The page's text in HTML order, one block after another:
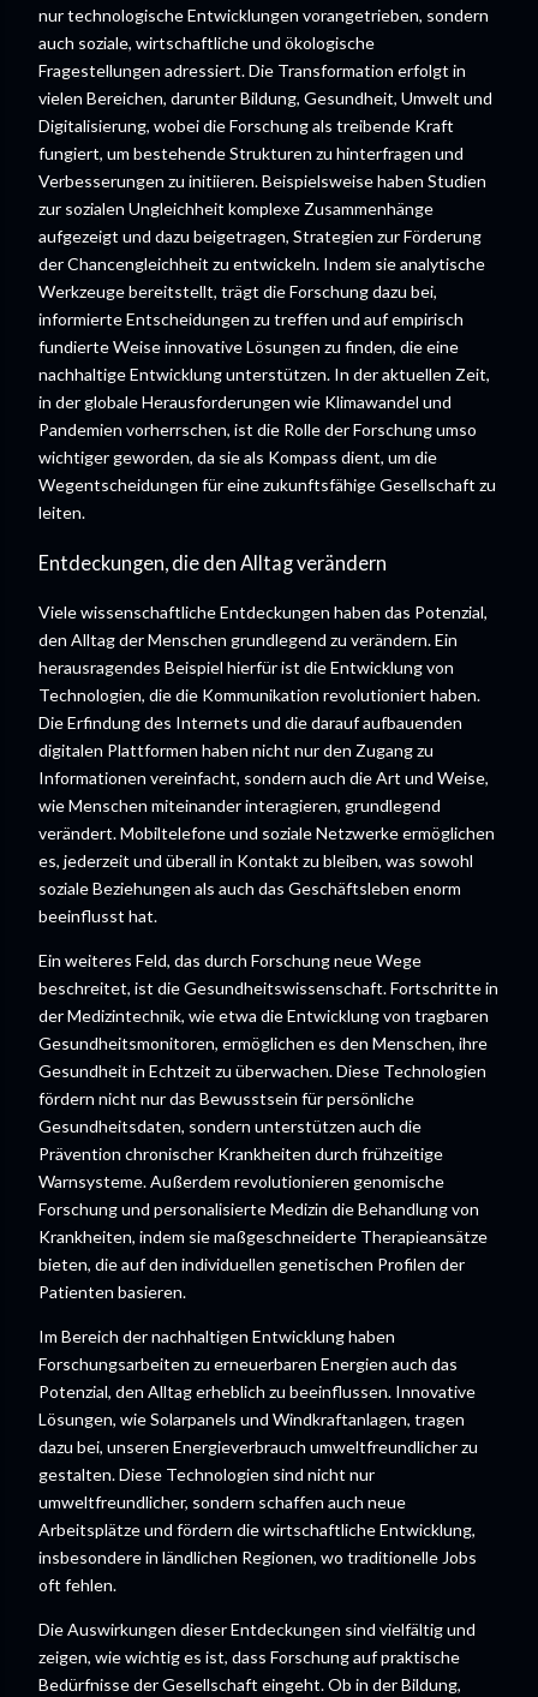
nur technologische Entwicklungen vorangetrieben, sondern
auch soziale, wirtschaftliche und ökologische
Fragestellungen adressiert. Die Transformation erfolgt in
vielen Bereichen, darunter Bildung, Gesundheit, Umwelt und
Digitalisierung, wobei die Forschung als treibende Kraft
fungiert, um bestehende Strukturen zu hinterfragen und
Verbesserungen zu initiieren. Beispielsweise haben Studien
zur sozialen Ungleichheit komplexe Zusammenhänge
aufgezeigt und dazu beigetragen, Strategien zur Förderung
der Chancengleichheit zu entwickeln. Indem sie analytische
Werkzeuge bereitstellt, trägt die Forschung dazu bei,
informierte Entscheidungen zu treffen und auf empirisch
fundierte Weise innovative Lösungen zu finden, die eine
nachhaltige Entwicklung unterstützen. In der aktuellen Zeit,
in der globale Herausforderungen wie Klimawandel und
Pandemien vorherrschen, ist die Rolle der Forschung umso
wichtiger geworden, da sie als Kompass dient, um die
Wegentscheidungen für eine zukunftsfähige Gesellschaft zu
leiten.
Entdeckungen, die den Alltag verändern
Viele wissenschaftliche Entdeckungen haben das Potenzial,
den Alltag der Menschen grundlegend zu verändern. Ein
herausragendes Beispiel hierfür ist die Entwicklung von
Technologien, die die Kommunikation revolutioniert haben.
Die Erfindung des Internets und die darauf aufbauenden
digitalen Plattformen haben nicht nur den Zugang zu
Informationen vereinfacht, sondern auch die Art und Weise,
wie Menschen miteinander interagieren, grundlegend
verändert. Mobiltelefone und soziale Netzwerke ermöglichen
es, jederzeit und überall in Kontakt zu bleiben, was sowohl
soziale Beziehungen als auch das Geschäftsleben enorm
beeinflusst hat.
Ein weiteres Feld, das durch Forschung neue Wege
beschreitet, ist die Gesundheitswissenschaft. Fortschritte in
der Medizintechnik, wie etwa die Entwicklung von tragbaren
Gesundheitsmonitoren, ermöglichen es den Menschen, ihre
Gesundheit in Echtzeit zu überwachen. Diese Technologien
fördern nicht nur das Bewusstsein für persönliche
Gesundheitsdaten, sondern unterstützen auch die
Prävention chronischer Krankheiten durch frühzeitige
Warnsysteme. Außerdem revolutionieren genomische
Forschung und personalisierte Medizin die Behandlung von
Krankheiten, indem sie maßgeschneiderte Therapieansätze
bieten, die auf den individuellen genetischen Profilen der
Patienten basieren.
Im Bereich der nachhaltigen Entwicklung haben
Forschungsarbeiten zu erneuerbaren Energien auch das
Potenzial, den Alltag erheblich zu beeinflussen. Innovative
Lösungen, wie Solarpanels und Windkraftanlagen, tragen
dazu bei, unseren Energieverbrauch umweltfreundlicher zu
gestalten. Diese Technologien sind nicht nur
umweltfreundlicher, sondern schaffen auch neue
Arbeitsplätze und fördern die wirtschaftliche Entwicklung,
insbesondere in ländlichen Regionen, wo traditionelle Jobs
oft fehlen.
Die Auswirkungen dieser Entdeckungen sind vielfältig und
zeigen, wie wichtig es ist, dass Forschung auf praktische
Bedürfnisse der Gesellschaft eingeht. Ob in der Bildung,